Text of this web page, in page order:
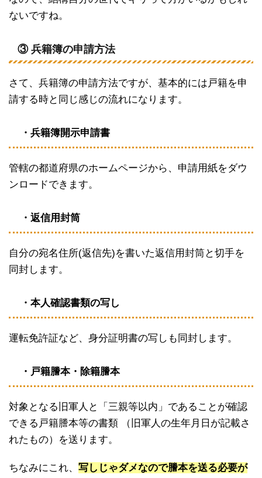
ないですね。
③ 兵籍簿の申請方法
さて、兵籍簿の申請方法ですが、基本的には戸籍を申
請する時と同じ感じの流れになります。
・兵籍簿開示申請書
管轄の都道府県のホームページから、申請用紙をダウ
ンロードできます。
・返信用封筒
自分の宛名住所(返信先)を書いた返信用封筒と切手を
同封します。
・本人確認書類の写し
運転免許証など、身分証明書の写しも同封します。
・戸籍謄本・除籍謄本
対象となる旧軍人と「三親等以内」であることが確認
できる戸籍謄本等の書類 （旧軍人の生年月日が記載さ
れたもの）を送ります。
ちなみにこれ、 写しじゃダメなので謄本を送る必要が